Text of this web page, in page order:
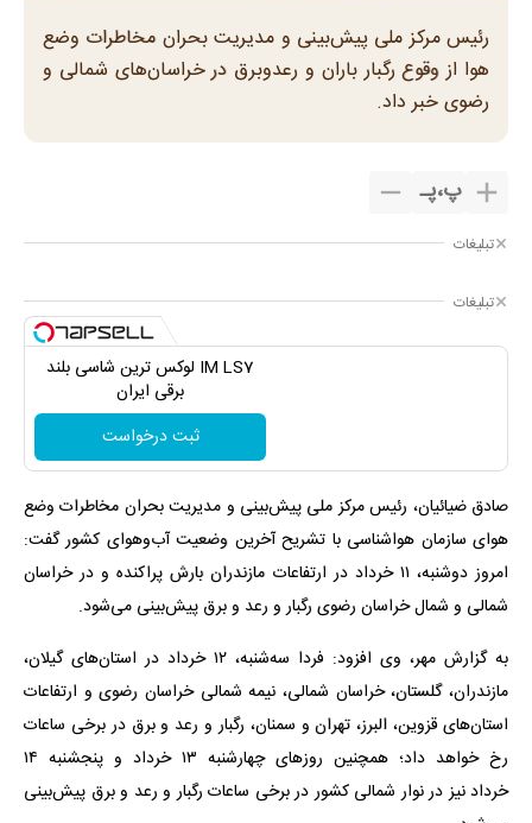
رئیس مرکز ملی پیش‌بینی و مدیریت بحران مخاطرات وضع
هوا از وقوع رگبار باران و رعدوبرق در خراسان‌های شمالی و
رضوی خبر داد.
پ،پـ
تبلیغات
تبلیغات
IM LS7 لوکس ترین شاسی بلند
برقی ایران
ثبت درخواست
صادق ضیائیان، رئیس مرکز ملی پیش‌بینی و مدیریت بحران مخاطرات وضع
هوای سازمان هواشناسی با تشریح آخرین وضعیت آب‌وهوای کشور گفت:
امروز دوشنبه، ۱۱ خرداد در ارتفاعات مازندران بارش پراکنده و در خراسان
شمالی و شمال خراسان رضوی رگبار و رعد و برق پیش‌بینی می‌شود.
به گزارش مهر، وی افزود: فردا سه‌شنبه، ۱۲ خرداد در استان‌های گیلان،
مازندران، گلستان، خراسان شمالی، نیمه شمالی خراسان رضوی و ارتفاعات
استان‌های قزوین، البرز، تهران و سمنان، رگبار و رعد و برق در برخی ساعات
رخ خواهد داد؛ همچنین روزهای چهارشنبه ۱۳ خرداد و پنجشنبه ۱۴
خرداد نیز در نوار شمالی کشور در برخی ساعات رگبار و رعد و برق پیش‌بینی